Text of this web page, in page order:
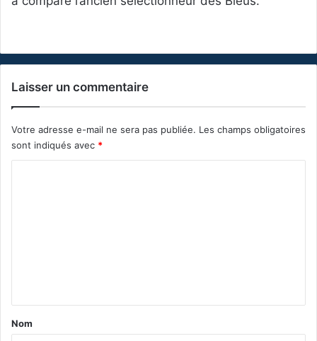
Laisser un commentaire
Votre adresse e-mail ne sera pas publiée. Les champs obligatoires
sont indiqués avec *
a
Nom